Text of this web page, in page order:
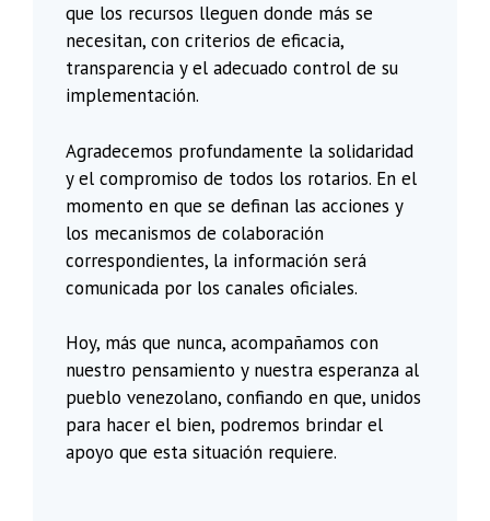
que los recursos lleguen donde más se
necesitan, con criterios de eficacia,
transparencia y el adecuado control de su
implementación.
Agradecemos profundamente la solidaridad
y el compromiso de todos los rotarios. En el
momento en que se definan las acciones y
los mecanismos de colaboración
correspondientes, la información será
comunicada por los canales oficiales.
Hoy, más que nunca, acompañamos con
nuestro pensamiento y nuestra esperanza al
pueblo venezolano, confiando en que, unidos
para hacer el bien, podremos brindar el
apoyo que esta situación requiere.